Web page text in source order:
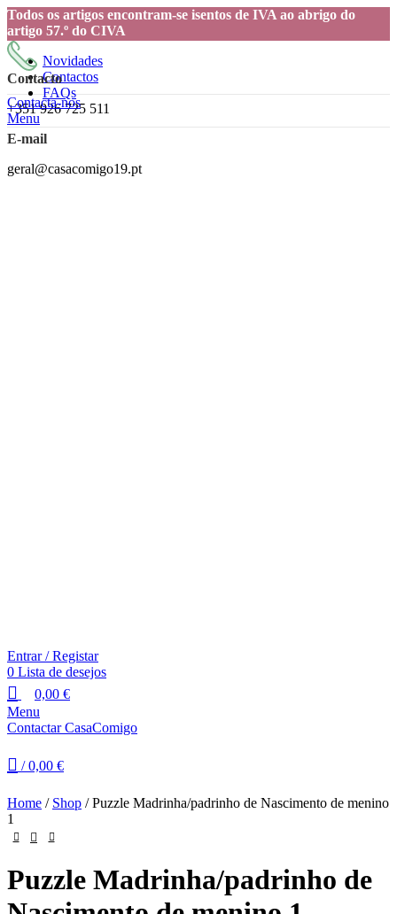
Todos os artigos encontram-se isentos de IVA ao abrigo do
artigo 57.º do CIVA
Novidades
Contactos
FAQs
Contacto
+351 926 725 511
E-mail
geral@casacomigo19.pt
Entrar / Registar
0 Lista de desejos
0,00 €
Menu
Contactar CasaComigo
/ 0,00 €
Contacta-nos
Menu
Home / Shop /Puzzle Madrinha/padrinho de Nascimento de menino
1
Puzzle Madrinha/padrinho de